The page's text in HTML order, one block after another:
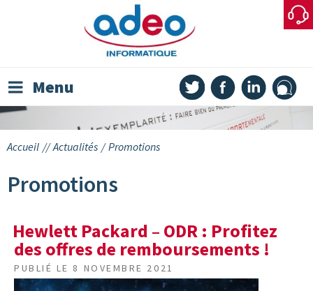
Menu
Accueil // Actualités / Promotions
Promotions
Hewlett Packard – ODR : Profitez
des offres de remboursements !
PUBLIÉ LE 8 NOVEMBRE 2021